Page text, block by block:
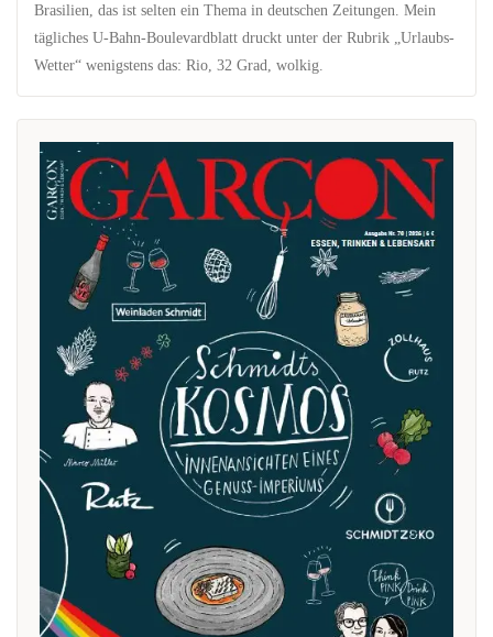
Brasilien, das ist selten ein Thema in deutschen Zeitungen. Mein
tägliches U-Bahn-Boulevardblatt druckt unter der Rubrik „Urlaubs-
Wetter“ wenigstens das: Rio, 32 Grad, wolkig.